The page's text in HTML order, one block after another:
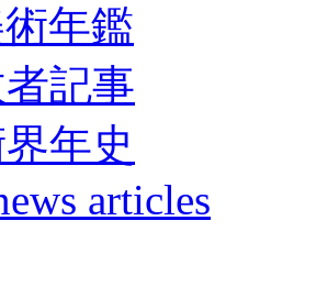
年鑑
記事
年史
articles